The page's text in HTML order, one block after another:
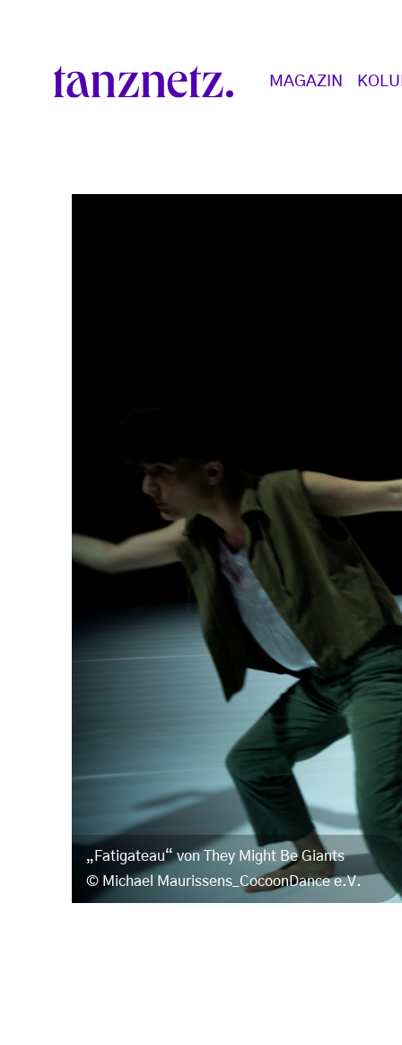
Main navigation
MAGAZIN
„Fatigateau“ von They Might Be Giants
Michael Maurissens_CocoonDance e.V.